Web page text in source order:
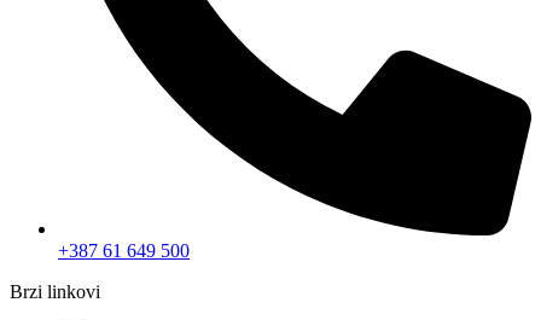
+387 61 649 500
Brzi linkovi